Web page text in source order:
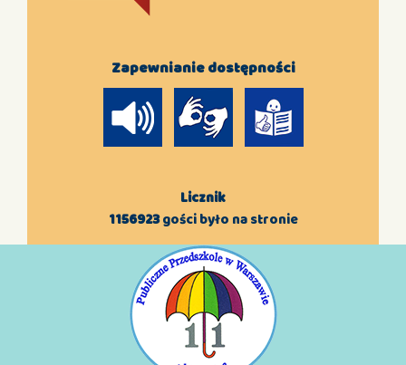
Zapewnianie dostępności
Licznik
1156923gości było na stronie